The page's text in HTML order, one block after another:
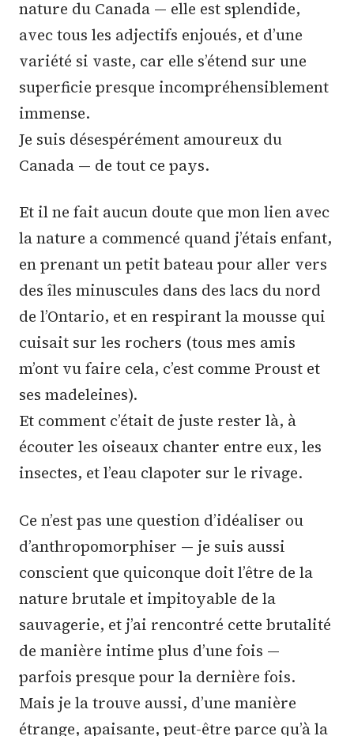
nature du Canada — elle est splendide,
avec tous les adjectifs enjoués, et d’une
variété si vaste, car elle s’étend sur une
superficie presque incompréhensiblement
immense.
Je suis désespérément amoureux du
Canada — de tout ce pays.
Et il ne fait aucun doute que mon lien avec
la nature a commencé quand j’étais enfant,
en prenant un petit bateau pour aller vers
des îles minuscules dans des lacs du nord
de l’Ontario, et en respirant la mousse qui
cuisait sur les rochers (tous mes amis
m’ont vu faire cela, c’est comme Proust et
ses madeleines).
Et comment c’était de juste rester là, à
écouter les oiseaux chanter entre eux, les
insectes, et l’eau clapoter sur le rivage.
Ce n’est pas une question d’idéaliser ou
d’anthropomorphiser — je suis aussi
conscient que quiconque doit l’être de la
nature brutale et impitoyable de la
sauvagerie, et j’ai rencontré cette brutalité
de manière intime plus d’une fois —
parfois presque pour la dernière fois.
Mais je la trouve aussi, d’une manière
étrange, apaisante, peut-être parce qu’à la